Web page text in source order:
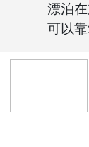
漂泊
可以